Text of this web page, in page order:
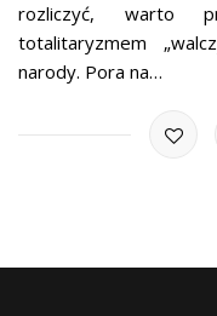
rozliczyć, warto
totalitaryzmem
narody. Pora na…